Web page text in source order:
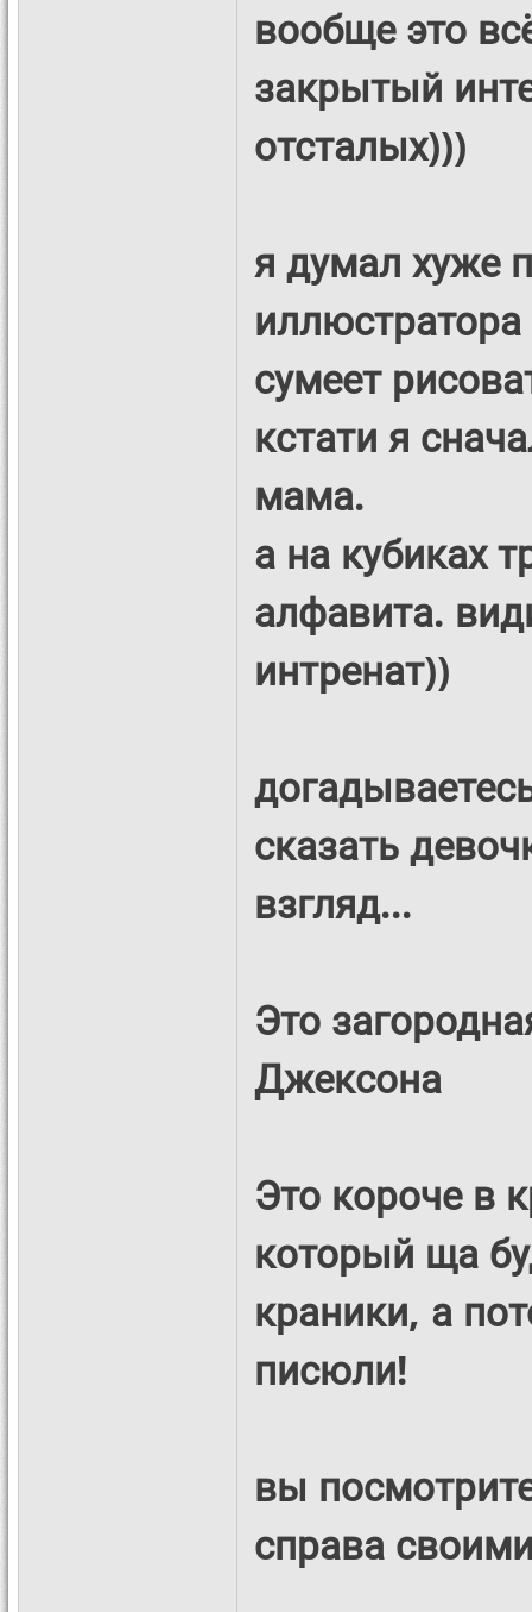
вообще это
закрытый
отсталых)))
я думал хуже
сумеет
кстати я
мама.
а на кубиках
алфавита.
интренат))
сказать
взгляд...
Это
Джексона
Это короче в
который ща
краники, а
писюли!
вы
справа